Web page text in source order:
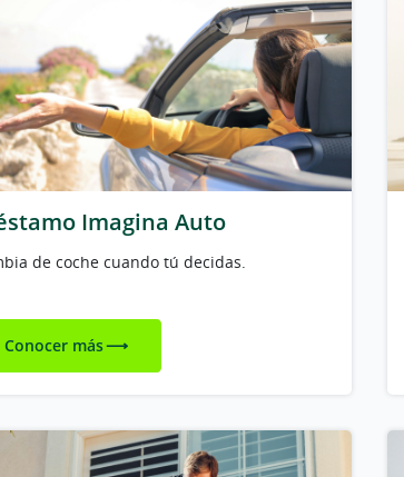
Imagina Auto
de coche cuando tú decidas.
Conocer más